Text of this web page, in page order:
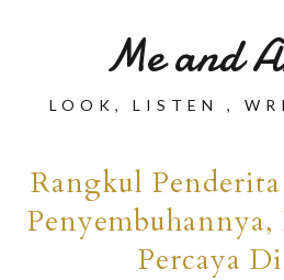
Me and
LOOK, LISTEN ,
Rangkul
Penyembuhannya,
Percaya